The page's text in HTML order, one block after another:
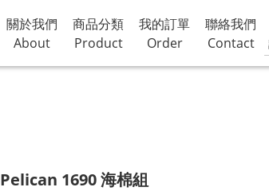
關於我們
About
商品分類
Product
我的訂單
Order
聯絡我們
Contact
Pelican 1690 海棉組